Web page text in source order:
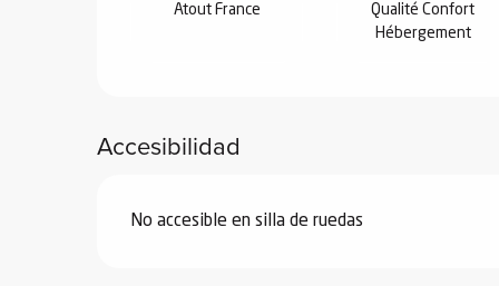
Atout France
Qualité Confort
Hébergement
Accesibilidad
No accesible en silla de ruedas